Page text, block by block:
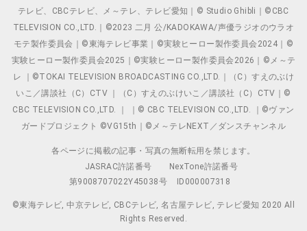
テレビ、CBCテレビ、メ～テレ、テレビ愛知｜© Studio Ghibli｜©CBC
TELEVISION CO.,LTD.｜©2023 二月 公/KADOKAWA/声優ラジオのウラオ
モテ製作委員会｜©東海テレビ事業｜©実験ヒーロー製作委員会2024｜©
実験ヒーロー製作委員会2025｜©実験ヒーロー製作委員会2026｜©メ～テ
レ ｜©TOKAI TELEVISION BROADCASTING CO.,LTD.｜（C）すえのぶけ
いこ／講談社（C）CTV ｜（C）すえのぶけいこ／講談社（C）CTV｜©
CBC TELEVISION CO.,LTD. ｜ ｜© CBC TELEVISION CO.,LTD. ｜©ヴァン
ガードプロジェクト ©VG15th｜©メ～テレNEXT／ダンスチャンネル
各ページに掲載の記事・写真の無断転用を禁じます。
JASRAC許諾番号
NexTone許諾番号
第9008707022Y45038号
ID000007318
©東海テレビ, 中京テレビ, CBCテレビ, 名古屋テレビ, テレビ愛知 2020 All
Rights Reserved.